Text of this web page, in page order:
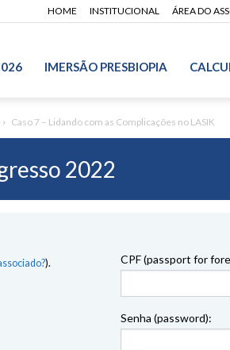
HOME INSTITUCIONAL ÁREA DO
IMERSÃO PRESBIOPIA
Caso 7 – Lidando com as Complicações no LASIK
2022
).
CPF (passport for
Senha (password):